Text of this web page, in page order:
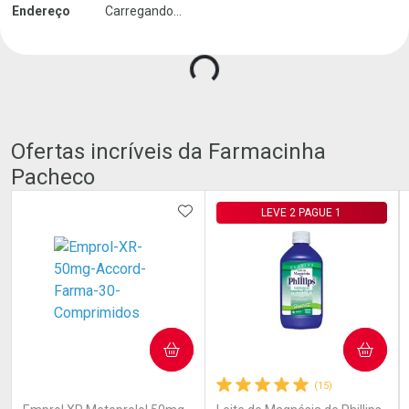
Endereço Carregando...
Ofertas incríveis da Farmacinha
Pacheco
ADICIONAR AOS FAVORITOS
COMPRAR
(15)
LEVE 2 PAGUE 1
COMPRAR